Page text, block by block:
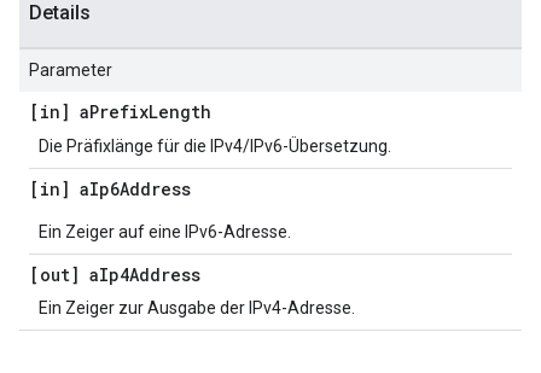
Details
Parameter
[in] aPrefixLength
Die Präfixlänge für die IPv4/IPv6-Übersetzung.
[in] aIp6Address
Ein Zeiger auf eine IPv6-Adresse.
[out] aIp4Address
Ein Zeiger zur Ausgabe der IPv4-Adresse.